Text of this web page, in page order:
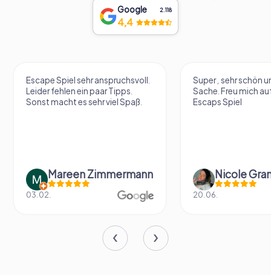
Google 2.118
4,4
Escape Spiel sehr anspruchsvoll.
Leider fehlen ein paar Tipps.
Sonst macht es sehr viel Spaß.
Mareen Zimmermann
03.02.
Super , sehr schön
Sache. Freu mich
Escaps Spiel
Nicole
20.06.